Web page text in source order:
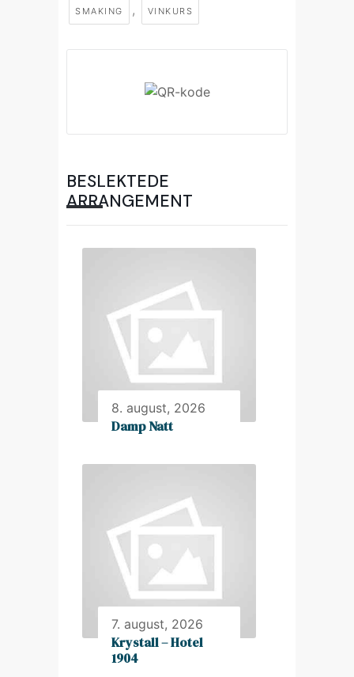
SMAKING , VINKURS
BESLEKTEDE
ARRANGEMENT
8. august, 2026
Damp Natt
7. august, 2026
Krystall – Hotel
1904